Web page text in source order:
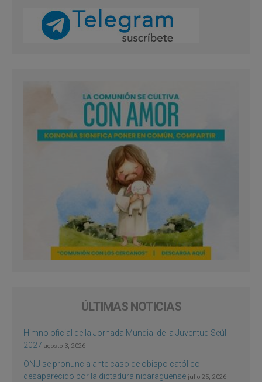
ÚLTIMAS NOTICIAS
Himno oficial de la Jornada Mundial de la Juventud Seúl
2027 agosto 3, 2026
ONU se pronuncia ante caso de obispo católico
desaparecido por la dictadura nicaragüense julio 25, 2026